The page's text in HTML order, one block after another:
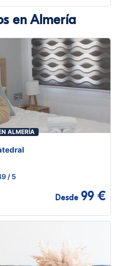
en Almería
ALMERÍA
/ 5
Desde 99 €